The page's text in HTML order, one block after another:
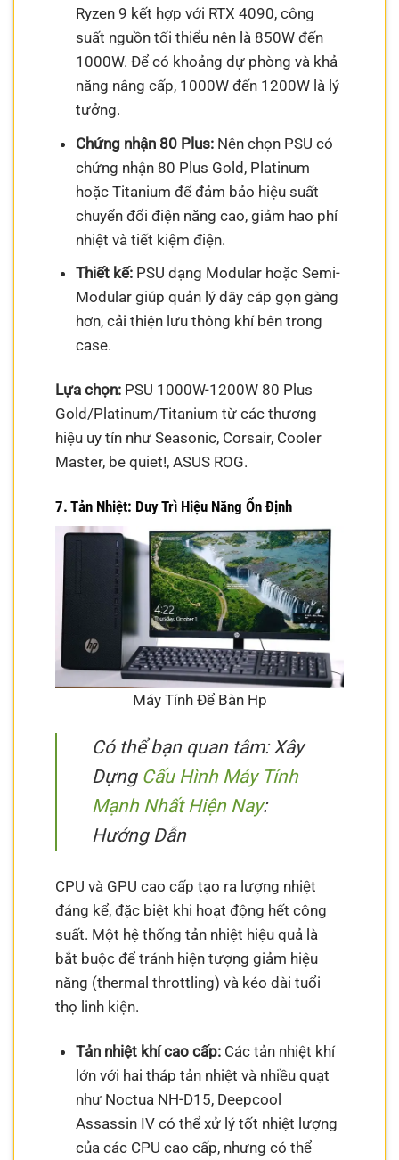
Ryzen 9 kết hợp với RTX 4090, công
suất nguồn tối thiểu nên là 850W đến
1000W. Để có khoảng dự phòng và khả
năng nâng cấp, 1000W đến 1200W là lý
tưởng.
Chứng nhận 80 Plus:Nên chọn PSU có
chứng nhận 80 Plus Gold, Platinum
hoặc Titanium để đảm bảo hiệu suất
chuyển đổi điện năng cao, giảm hao phí
nhiệt và tiết kiệm điện.
Thiết kế:PSU dạng Modular hoặc Semi-
Modular giúp quản lý dây cáp gọn gàng
hơn, cải thiện lưu thông khí bên trong
case.
Lựa chọn: PSU 1000W-1200W 80 Plus
Gold/Platinum/Titanium từ các thương
hiệu uy tín như Seasonic, Corsair, Cooler
Master, be quiet!, ASUS ROG.
7. Tản Nhiệt: Duy Trì Hiệu Năng Ổn Định
Máy Tính Để Bàn Hp
Có thể bạn quan tâm: Xây
Dựng Cấu Hình Máy Tính
Mạnh Nhất Hiện Nay:
Hướng Dẫn
CPU và GPU cao cấp tạo ra lượng nhiệt
đáng kể, đặc biệt khi hoạt động hết công
suất. Một hệ thống tản nhiệt hiệu quả là
bắt buộc để tránh hiện tượng giảm hiệu
năng (thermal throttling) và kéo dài tuổi
thọ linh kiện.
Tản nhiệt khí cao cấp:Các tản nhiệt khí
lớn với hai tháp tản nhiệt và nhiều quạt
như Noctua NH-D15, Deepcool
Assassin IV có thể xử lý tốt nhiệt lượng
của các CPU cao cấp, nhưng có thể